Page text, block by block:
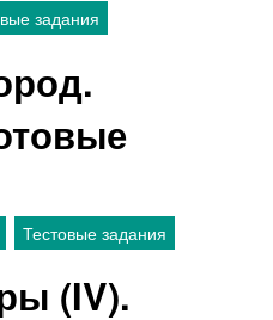
задания
Тестовые задания
(IV).